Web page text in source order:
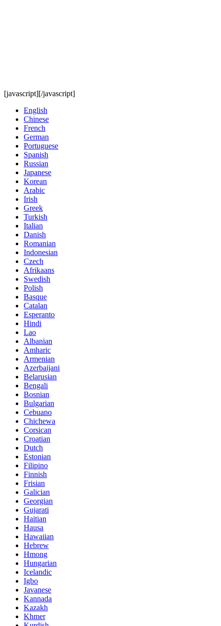
[javascript][/javascript]
English
Chinese
French
German
Portuguese
Spanish
Russian
Japanese
Korean
Arabic
Irish
Greek
Turkish
Italian
Danish
Romanian
Indonesian
Czech
Afrikaans
Swedish
Polish
Basque
Catalan
Esperanto
Hindi
Lao
Albanian
Amharic
Armenian
Azerbaijani
Belarusian
Bengali
Bosnian
Bulgarian
Cebuano
Chichewa
Corsican
Croatian
Dutch
Estonian
Filipino
Finnish
Frisian
Galician
Georgian
Gujarati
Haitian
Hausa
Hawaiian
Hebrew
Hmong
Hungarian
Icelandic
Igbo
Javanese
Kannada
Kazakh
Khmer